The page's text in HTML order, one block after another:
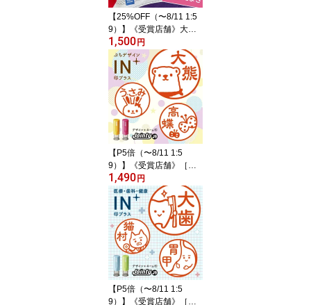
キャラクター うさぎ 服
タグ
【25%OFF（〜8/11 1:5
9）】《受賞店舗》大人
も使える 布用 お名前シ
ール おしゃれ 靴下 下着
衣類 服 布 タオル アイロ
ン くすみカラー 北欧柄
布用ラバー 名前 シール
アイロンシール ネームシ
ール 名前シール おなま
えシール 洋服 洗濯 漢字
介護
1,500 円
【P5倍（〜8/11 1:5
9）】《受賞店舗》［ぷ
ちデザイン 印プラス］オ
シャレでかわいい イラス
ト入り シャチハタ式回転
ゴム印［ペンギン パンダ
犬 ネコ うさぎ クマ 恐竜
星 リボン ハート スマイ
ル りんご 苺 花］音読カ
ード 連絡帳 デザイン 印
鑑 認印 ハンコ
1,490 円
【P5倍（〜8/11 1:5
9）】《受賞店舗》［医